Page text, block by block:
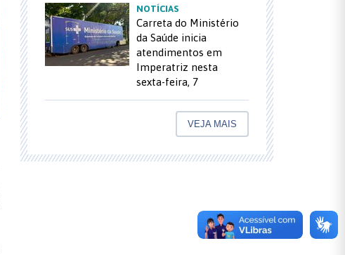
NOTÍCIAS
Carreta do Ministério
da Saúde inicia
atendimentos em
Imperatriz nesta
sexta-feira, 7
VEJA MAIS